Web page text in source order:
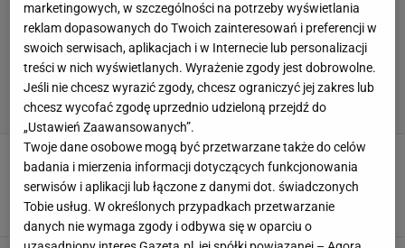
Niebieska agawa - bohaterka nowej,
ultralekkiej linii Cantu Weightless do włosów
teksturowanych
Eryka Kawalec,4 SIERPNIA 2026, 05:56
marketingowych, w szczególności na potrzeby wyświetlania
reklam dopasowanych do Twoich zainteresowań i preferencji w
swoich serwisach, aplikacjach i w Internecie lub personalizacji
treści w nich wyświetlanych. Wyrażenie zgody jest dobrowolne.
Jeśli nie chcesz wyrazić zgody, chcesz ograniczyć jej zakres lub
chcesz wycofać zgodę uprzednio udzieloną przejdź do
„Ustawień Zaawansowanych”.
Twoje dane osobowe mogą być przetwarzane także do celów
badania i mierzenia informacji dotyczących funkcjonowania
serwisów i aplikacji lub łączone z danymi dot. świadczonych
Tobie usług. W określonych przypadkach przetwarzanie
danych nie wymaga zgody i odbywa się w oparciu o